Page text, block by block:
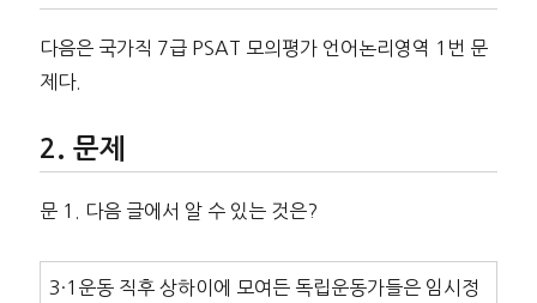
다음은 국가직 7급 PSAT 모의평가 언어논리영역 1번 문
제다.
문제
문 1. 다음 글에서 알 수 있는 것은?
3·1운동 직후 상하이에 모여든 독립운동가들은 임시정